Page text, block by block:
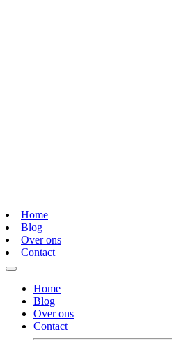
Home
Blog
Over ons
Contact
Home
Blog
Over ons
Contact